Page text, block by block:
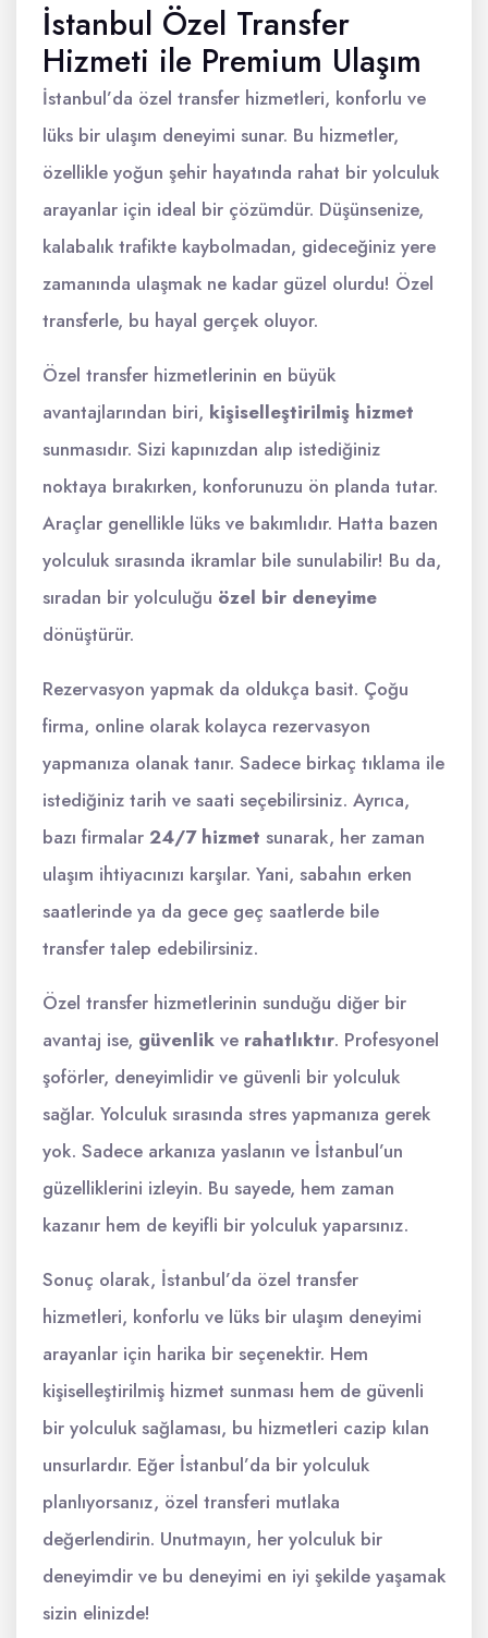
İstanbul Özel Transfer
Hizmeti ile Premium Ulaşım
İstanbul’da özel transfer hizmetleri, konforlu ve
lüks bir ulaşım deneyimi sunar. Bu hizmetler,
özellikle yoğun şehir hayatında rahat bir yolculuk
arayanlar için ideal bir çözümdür. Düşünsenize,
kalabalık trafikte kaybolmadan, gideceğiniz yere
zamanında ulaşmak ne kadar güzel olurdu! Özel
transferle, bu hayal gerçek oluyor.
Özel transfer hizmetlerinin en büyük
avantajlarından biri, kişiselleştirilmiş hizmet
sunmasıdır. Sizi kapınızdan alıp istediğiniz
noktaya bırakırken, konforunuzu ön planda tutar.
Araçlar genellikle lüks ve bakımlıdır. Hatta bazen
yolculuk sırasında ikramlar bile sunulabilir! Bu da,
sıradan bir yolculuğu özel bir deneyime
dönüştürür.
Rezervasyon yapmak da oldukça basit. Çoğu
firma, online olarak kolayca rezervasyon
yapmanıza olanak tanır. Sadece birkaç tıklama ile
istediğiniz tarih ve saati seçebilirsiniz. Ayrıca,
bazı firmalar 24/7 hizmet sunarak, her zaman
ulaşım ihtiyacınızı karşılar. Yani, sabahın erken
saatlerinde ya da gece geç saatlerde bile
transfer talep edebilirsiniz.
Özel transfer hizmetlerinin sunduğu diğer bir
avantaj ise, güvenlik ve rahatlıktır. Profesyonel
şoförler, deneyimlidir ve güvenli bir yolculuk
sağlar. Yolculuk sırasında stres yapmanıza gerek
yok. Sadece arkanıza yaslanın ve İstanbul’un
güzelliklerini izleyin. Bu sayede, hem zaman
kazanır hem de keyifli bir yolculuk yaparsınız.
Sonuç olarak, İstanbul’da özel transfer
hizmetleri, konforlu ve lüks bir ulaşım deneyimi
arayanlar için harika bir seçenektir. Hem
kişiselleştirilmiş hizmet sunması hem de güvenli
bir yolculuk sağlaması, bu hizmetleri cazip kılan
unsurlardır. Eğer İstanbul’da bir yolculuk
planlıyorsanız, özel transferi mutlaka
değerlendirin. Unutmayın, her yolculuk bir
deneyimdir ve bu deneyimi en iyi şekilde yaşamak
sizin elinizde!